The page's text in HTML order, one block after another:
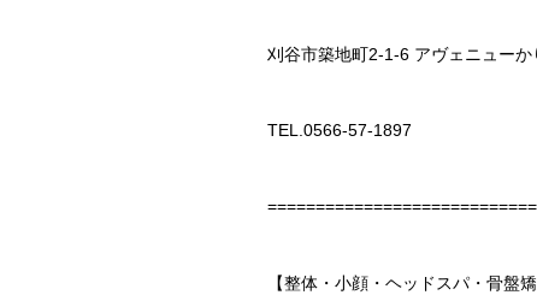
刈谷市築地町2-1-6 アヴェニューか
TEL.0566-57-1897
【整体・小顔・ヘッドスパ・骨盤